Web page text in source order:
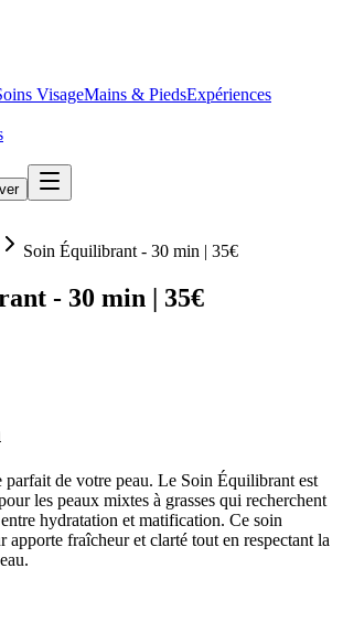
VisageMains & PiedsExpériences
Soin Équilibrant - 30 min | 35€
- 30 min | 35€
de votre peau. Le Soin Équilibrant est
les peaux mixtes à grasses qui recherchent
hydratation et matification. Ce soin
apporte fraîcheur et clarté tout en respectant la